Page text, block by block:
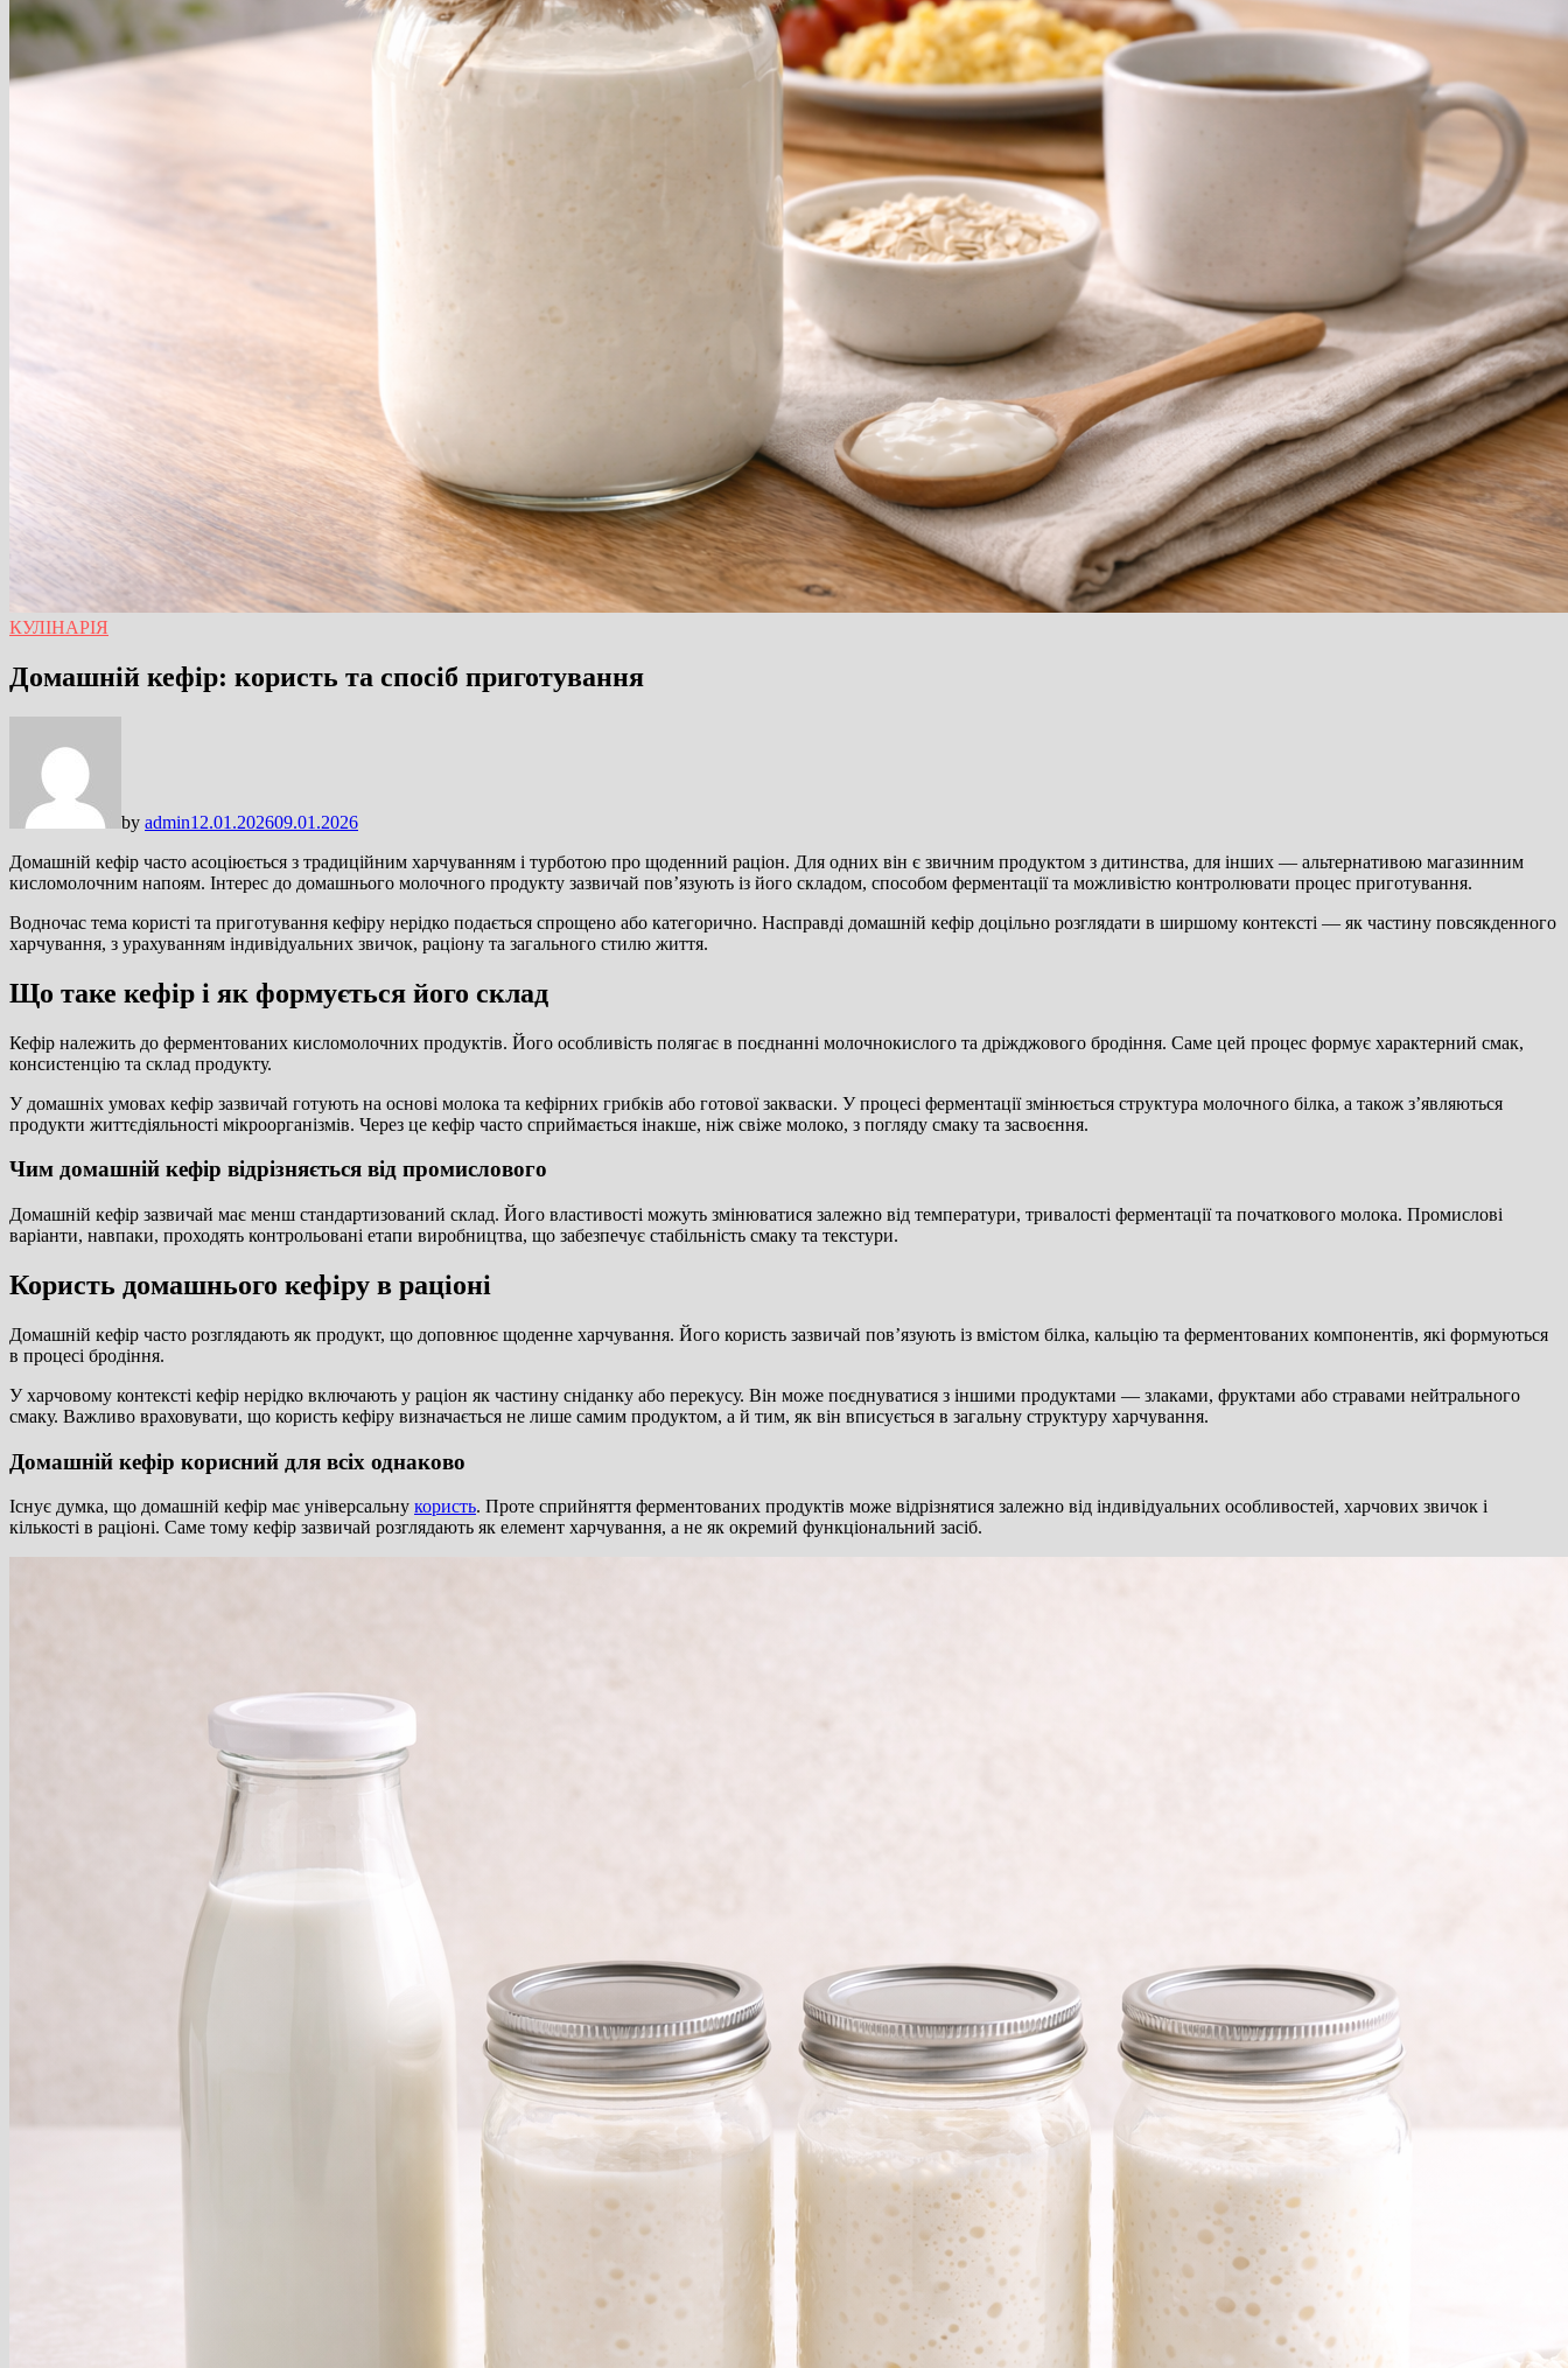
КУЛІНАРІЯ
Домашній кефір: користь та спосіб приготування
by admin12.01.202609.01.2026
Домашній кефір часто асоціюється з традиційним харчуванням і турботою про щоденний раціон. Для одних він є звичним продуктом з дитинства, для інших — альтернативою магазинним
кисломолочним напоям. Інтерес до домашнього молочного продукту зазвичай повʼязують із його складом, способом ферментації та можливістю контролювати процес приготування.
Водночас тема користі та приготування кефіру нерідко подається спрощено або категорично. Насправді домашній кефір доцільно розглядати в ширшому контексті — як частину повсякденного
харчування, з урахуванням індивідуальних звичок, раціону та загального стилю життя.
Що таке кефір і як формується його склад
Кефір належить до ферментованих кисломолочних продуктів. Його особливість полягає в поєднанні молочнокислого та дріжджового бродіння. Саме цей процес формує характерний смак,
консистенцію та склад продукту.
У домашніх умовах кефір зазвичай готують на основі молока та кефірних грибків або готової закваски. У процесі ферментації змінюється структура молочного білка, а також зʼявляються
продукти життєдіяльності мікроорганізмів. Через це кефір часто сприймається інакше, ніж свіже молоко, з погляду смаку та засвоєння.
Чим домашній кефір відрізняється від промислового
Домашній кефір зазвичай має менш стандартизований склад. Його властивості можуть змінюватися залежно від температури, тривалості ферментації та початкового молока. Промислові
варіанти, навпаки, проходять контрольовані етапи виробництва, що забезпечує стабільність смаку та текстури.
Користь домашнього кефіру в раціоні
Домашній кефір часто розглядають як продукт, що доповнює щоденне харчування. Його користь зазвичай повʼязують із вмістом білка, кальцію та ферментованих компонентів, які формуються
в процесі бродіння.
У харчовому контексті кефір нерідко включають у раціон як частину сніданку або перекусу. Він може поєднуватися з іншими продуктами — злаками, фруктами або стравами нейтрального
смаку. Важливо враховувати, що користь кефіру визначається не лише самим продуктом, а й тим, як він вписується в загальну структуру харчування.
Домашній кефір корисний для всіх однаково
Існує думка, що домашній кефір має універсальну користь. Проте сприйняття ферментованих продуктів може відрізнятися залежно від індивідуальних особливостей, харчових звичок і
кількості в раціоні. Саме тому кефір зазвичай розглядають як елемент харчування, а не як окремий функціональний засіб.